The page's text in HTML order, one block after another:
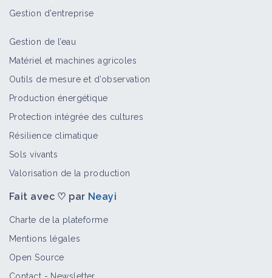
Gestion d'entreprise
Gestion de l’eau
Matériel et machines agricoles
Outils de mesure et d’observation
Production énergétique
Protection intégrée des cultures
Résilience climatique
Sols vivants
Valorisation de la production
Fait avec ♡ par Neayi
Charte de la plateforme
Mentions légales
Open Source